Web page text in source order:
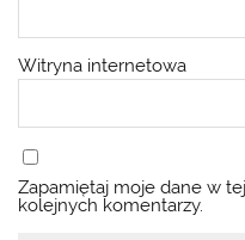
Witryna internetowa
Zapamiętaj moje dane w
kolejnych komentarzy.